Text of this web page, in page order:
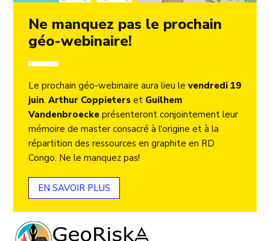
Ne manquez pas le prochain
géo-webinaire!
Le prochain géo-webinaire aura lieu le vendredi 19
juin. Arthur Coppieters et Guilhem
Vandenbroecke présenteront conjointement leur
mémoire de master consacré à l'origine et à la
répartition des ressources en graphite en RD
Congo. Ne le manquez pas!
EN SAVOIR PLUS